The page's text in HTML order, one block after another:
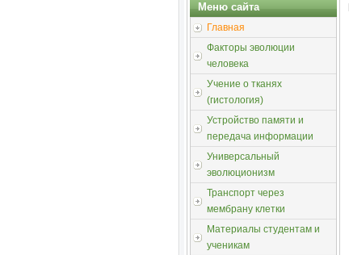
Меню сайта
Главная
Факторы эволюции
человека
Учение о тканях
(гистология)
Устройство памяти и
передача информации
Универсальный
эволюционизм
Транспорт через
мембрану клетки
Материалы студентам и
ученикам